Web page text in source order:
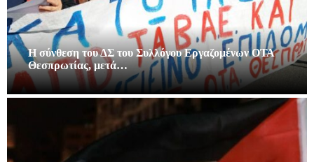
Η σύνθεση του ΔΣ του Συλλόγου Εργαζομένων ΟΤΑ
Θεσπρωτίας, μετά…